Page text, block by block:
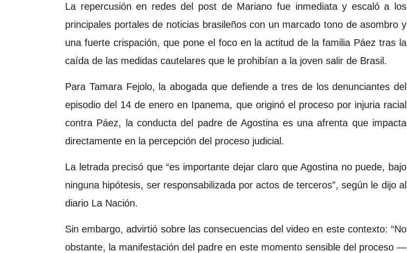
La repercusión en redes del post de Mariano fue inmediata y escaló a los
principales portales de noticias brasileños con un marcado tono de asombro y
una fuerte crispación, que pone el foco en la actitud de la familia Páez tras la
caída de las medidas cautelares que le prohibían a la joven salir de Brasil.
Para Tamara Fejolo, la abogada que defiende a tres de los denunciantes del
episodio del 14 de enero en Ipanema, que originó el proceso por injuria racial
contra Páez, la conducta del padre de Agostina es una afrenta que impacta
directamente en la percepción del proceso judicial.
La letrada precisó que “es importante dejar claro que Agostina no puede, bajo
ninguna hipótesis, ser responsabilizada por actos de terceros”, según le dijo al
diario La Nación.
Sin embargo, advirtió sobre las consecuencias del video en este contexto: “No
obstante, la manifestación del padre en este momento sensible del proceso —